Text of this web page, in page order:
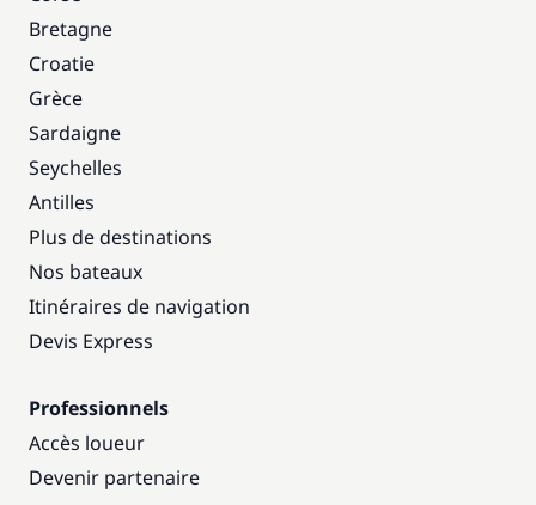
Bretagne
Croatie
Grèce
Sardaigne
Seychelles
Antilles
Plus de destinations
Nos bateaux
Itinéraires de navigation
Devis Express
Professionnels
Accès loueur
Devenir partenaire